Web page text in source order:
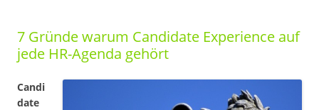
7 Gründe warum Candidate Experience auf
jede HR-Agenda gehört
Candi
date